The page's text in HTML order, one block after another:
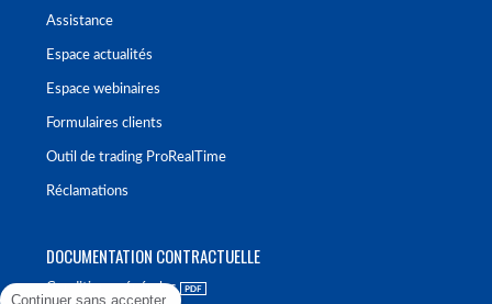
Assistance
Espace actualités
Espace webinaires
Formulaires clients
Outil de trading ProRealTime
Réclamations
DOCUMENTATION CONTRACTUELLE
Conditions générales
Continuer sans accepter